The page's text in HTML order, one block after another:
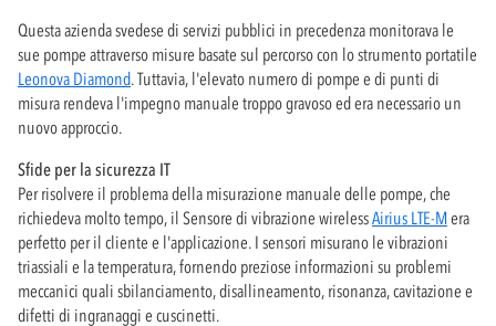
Questa azienda svedese di servizi pubblici in precedenza monitorava le
sue pompe attraverso misure basate sul percorso con lo strumento portatile
Leonova Diamond. Tuttavia, l'elevato numero di pompe e di punti di
misura rendeva l'impegno manuale troppo gravoso ed era necessario un
nuovo approccio.
Sfide per la sicurezza IT
Per risolvere il problema della misurazione manuale delle pompe, che
richiedeva molto tempo, il Sensore di vibrazione wirelessAirius LTE-Mera
perfetto per il cliente e l'applicazione. I sensori misurano le vibrazioni
triassiali e la temperatura, fornendo preziose informazioni su problemi
meccanici quali sbilanciamento, disallineamento, risonanza, cavitazione e
difetti di ingranaggi e cuscinetti.